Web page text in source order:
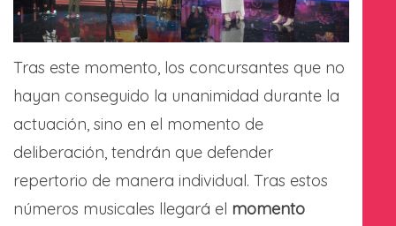
Tras este momento, los concursantes que no
hayan conseguido la unanimidad durante la
actuación, sino en el momento de
deliberación, tendrán que defender
repertorio de manera individual. Tras estos
números musicales llegará el momento